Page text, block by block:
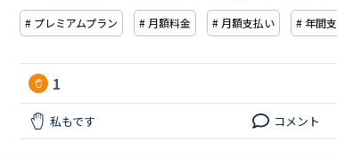
# プレミアムプラン # 月額料金 # 月額支払い # 年間
1
私もです コメント